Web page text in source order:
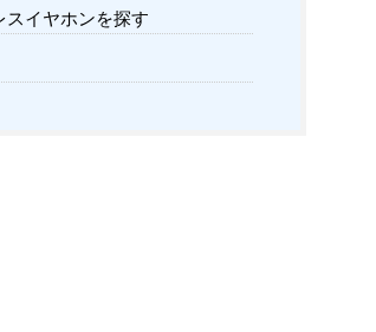
イヤホンを探す